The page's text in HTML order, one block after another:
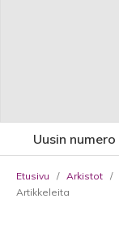
Uusin numero
Etusivu / Arkistot /
Artikkeleita